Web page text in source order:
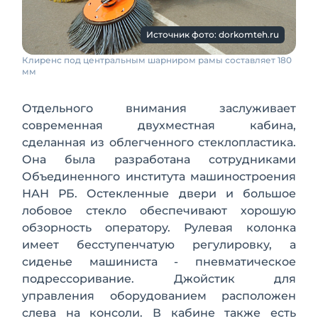
Источник фото: dorkomteh.ru
Клиренс под центральным шарниром рамы составляет 180
мм
Отдельного внимания заслуживает
современная двухместная кабина,
сделанная из облегченного стеклопластика.
Она была разработана сотрудниками
Объединенного института машиностроения
НАН РБ. Остекленные двери и большое
лобовое стекло обеспечивают хорошую
обзорность оператору. Рулевая колонка
имеет бесступенчатую регулировку, а
сиденье машиниста - пневматическое
подрессоривание. Джойстик для
управления оборудованием расположен
слева на консоли. В кабине также есть